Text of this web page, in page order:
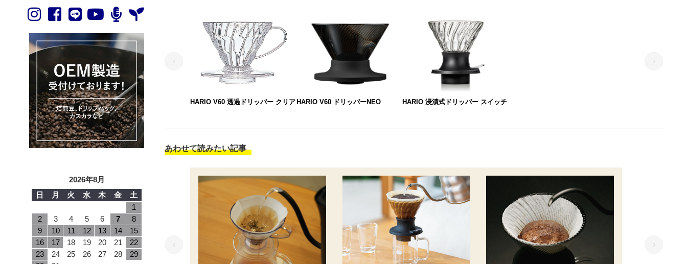
HARIO V60 透過ドリッパー クリア HARIO V60 ドリッパーNEO HARIO 浸漬式ドリッパー スイッチ
あわせて読みたい記事
2026年8月
日
月 火 水 木 金
土
1
2
3 4 5 6 7
8
9
10 11 12 13 14
15
16
17 18 19 20 21
22
23
24 25 26 27 28
29